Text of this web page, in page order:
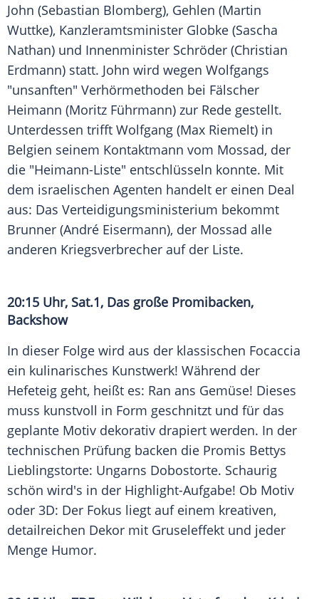
John (Sebastian Blomberg), Gehlen (Martin
Wuttke), Kanzleramtsminister Globke (Sascha
Nathan) und Innenminister Schröder (Christian
Erdmann) statt. John wird wegen Wolfgangs
"unsanften" Verhörmethoden bei Fälscher
Heimann (Moritz Führmann) zur Rede gestellt.
Unterdessen trifft Wolfgang (Max Riemelt) in
Belgien seinem Kontaktmann vom Mossad, der
die "Heimann-Liste" entschlüsseln konnte. Mit
dem israelischen Agenten handelt er einen Deal
aus: Das Verteidigungsministerium bekommt
Brunner (André Eisermann), der Mossad alle
anderen Kriegsverbrecher auf der Liste.
20:15 Uhr, Sat.1, Das große Promibacken,
Backshow
In dieser Folge wird aus der klassischen Focaccia
ein kulinarisches Kunstwerk! Während der
Hefeteig geht, heißt es: Ran ans Gemüse! Dieses
muss kunstvoll in Form geschnitzt und für das
geplante Motiv dekorativ drapiert werden. In der
technischen Prüfung backen die Promis Bettys
Lieblingstorte: Ungarns Dobostorte. Schaurig
schön wird's in der Highlight-Aufgabe! Ob Motiv
oder 3D: Der Fokus liegt auf einem kreativen,
detailreichen Dekor mit Gruseleffekt und jeder
Menge Humor.